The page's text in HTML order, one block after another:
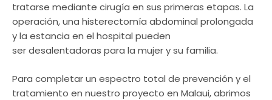
tratarse mediante cirugía en sus primeras etapas. La
operación, una histerectomía abdominal prolongada
y la estancia en el hospital pueden
ser desalentadoras para la mujer y su familia.
Para completar un espectro total de prevención y el
tratamiento en nuestro proyecto en Malaui, abrimos